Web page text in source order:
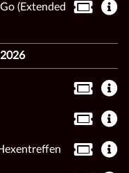
(Extended